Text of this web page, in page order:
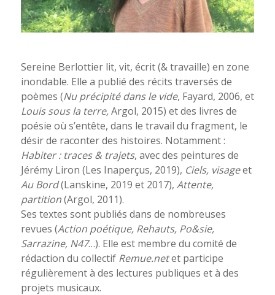
Sereine Berlottier lit, vit, écrit (& travaille) en zone
inondable. Elle a publié des récits traversés de
poèmes (Nu précipité dans le vide, Fayard, 2006, et
Louis sous la terre,Argol, 2015) et des livres de
poésie où s’entête, dans le travail du fragment, le
désir de raconter des histoires. Notamment :
Habiter : traces & trajets, avec des peintures de
Jérémy Liron (Les Inaperçus, 2019), Ciels, visageet
Au Bord(Lanskine, 2019 et 2017), Attente,
partition(Argol, 2011).
Ses textes sont publiés dans de nombreuses
revues (Action poétique, Rehauts, Po&sie,
Sarrazine, N47…). Elle est membre du comité de
rédaction du collectif Remue.netet participe
régulièrement à des lectures publiques et à des
projets musicaux.